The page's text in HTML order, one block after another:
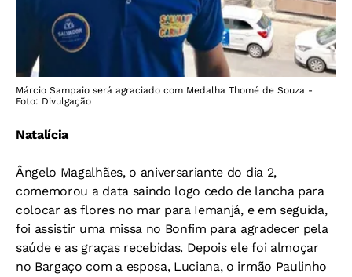
Márcio Sampaio será agraciado com Medalha Thomé de Souza -
Foto: Divulgação
Natalícia
Ângelo Magalhães, o aniversariante do dia 2,
comemorou a data saindo logo cedo de lancha para
colocar as flores no mar para Iemanjá, e em seguida,
foi assistir uma missa no Bonfim para agradecer pela
saúde e as graças recebidas. Depois ele foi almoçar
no Bargaço com a esposa, Luciana, o irmão Paulinho